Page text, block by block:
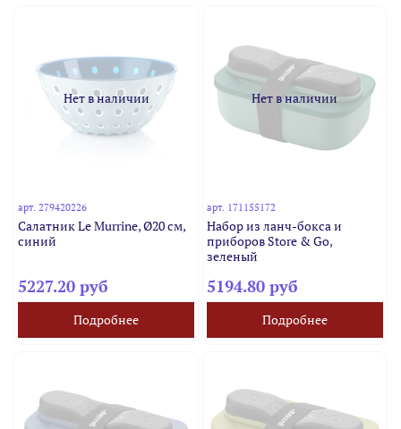
Нет в наличии
арт.279420226
Салатник Le Murrine, Ø20 см,
синий
5227.20 руб
Подробнее
Нет в наличии
арт. 171155172
Набор из ланч-бокса и
приборов Store & Go,
зеленый
5194.80 руб
Подробнее